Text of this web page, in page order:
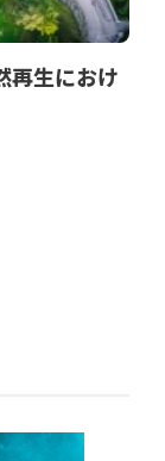
再生におけ